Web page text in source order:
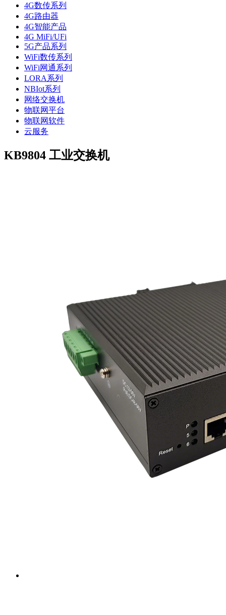
4G数传系列
4G路由器
4G智能产品
4G MiFi/UFi
5G产品系列
WiFi数传系列
WiFi网通系列
LORA系列
NBIot系列
网络交换机
物联网平台
物联网软件
云服务
KB9804 工业交换机